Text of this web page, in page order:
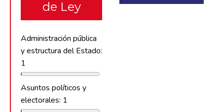
de Ley
Administración pública
y estructura del Estado:
1
Asuntos políticos y
electorales: 1